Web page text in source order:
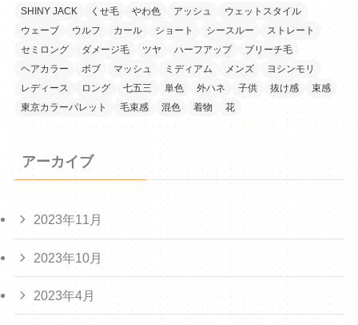
SHINY JACK くせ毛 やわ色 アッシュ
ウェットスタイル
ウェーブ
ウルフ カール ショート シースルー
ストレート
セミロング
ダメージ毛 ツヤ ハーフアップ
ブリーチ毛
ヘアカラー
ボブ マッシュ ミディアム メンズ
ヨシンモリ
レディース
ロング 七五三 単色 外ハネ 子供 抜け感
束感
東京カラーパレット
毛束感 混色 着物 花
アーカイブ
2023年11月
2023年10月
2023年4月